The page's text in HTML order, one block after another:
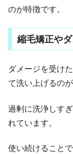
のが特徴です。
縮毛矯正や
ダメージを受け
て洗い上げるの
過剰に洗浄しす
れています。
使い続けること